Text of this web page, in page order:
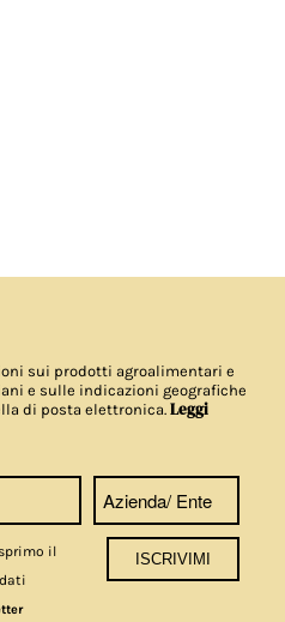
sui prodotti agroalimentari e
e sulle indicazioni geografiche
di posta elettronica.Leggi
il